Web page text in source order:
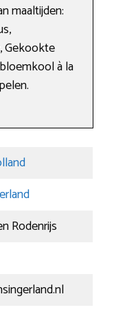
maaltijden:
Gekookte
à la
Rodenrijs